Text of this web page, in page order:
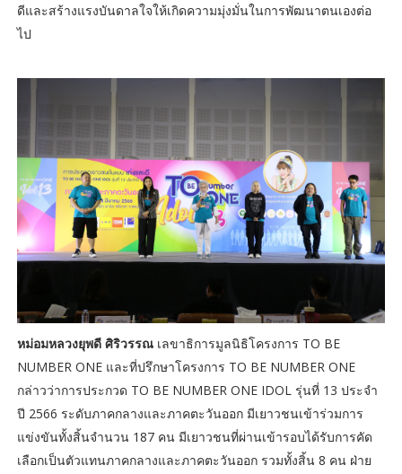
ดีและสร้างแรงบันดาลใจให้เกิดความมุ่งมั่นในการพัฒนาตนเองต่อ
ไป
หม่อมหลวงยุพดี ศิริวรรณ เลขาธิการมูลนิธิโครงการ TO BE
NUMBER ONE และที่ปรึกษาโครงการ TO BE NUMBER ONE
กล่าวว่าการประกวด TO BE NUMBER ONE IDOL รุ่นที่ 13 ประจำ
ปี 2566 ระดับภาคกลางและภาคตะวันออก มีเยาวชนเข้าร่วมการ
แข่งขันทั้งสิ้นจำนวน 187 คน มีเยาวชนที่ผ่านเข้ารอบได้รับการคัด
เลือกเป็นตัวแทนภาคกลางและภาคตะวันออก รวมทั้งสิ้น 8 คน ฝ่าย